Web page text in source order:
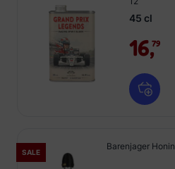
45 cl
16,79
SALE
Barenjager